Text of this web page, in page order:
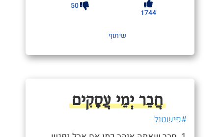
1744
50
שיתוף
חֲבֵר יְמֵי עֲסָקִים
#פישטול